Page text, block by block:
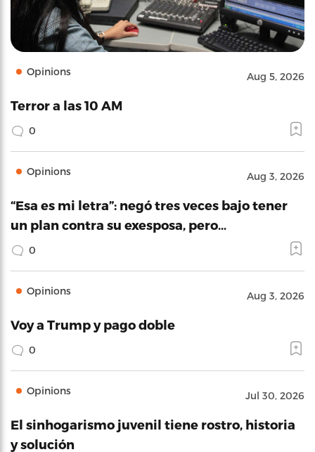
Opinions Aug 5, 2026
Terror a las 10 AM
0
Opinions Aug 3, 2026
“Esa es mi letra”: negó tres veces bajo tener
un plan contra su exesposa, pero…
0
Opinions Aug 3, 2026
Voy a Trump y pago doble
0
Opinions Jul 30, 2026
El sinhogarismo juvenil tiene rostro, historia
y solución